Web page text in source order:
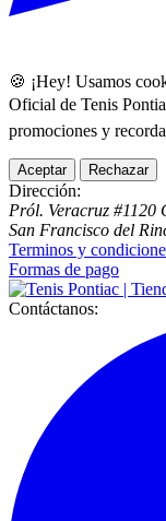
🍪 ¡Hey! Usamos
Oficial de Tenis
promociones y
Aceptar Rechazar
Dirección:
Pról. Veracruz #1120
San Francisco del
Terminos y
Formas de pago
Contáctanos: